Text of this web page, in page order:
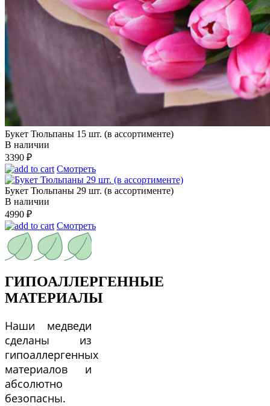
Букет Тюльпаны 15 шт. (в ассортименте)
В наличии
3390 ₽
Смотреть
Букет Тюльпаны 29 шт. (в ассортименте)
В наличии
4990 ₽
Смотреть
ГИПОАЛЛЕРГЕННЫЕ
МАТЕРИАЛЫ
Наши медведи
сделаны из
гипоаллергенных
материалов и
абсолютно
безопасны.